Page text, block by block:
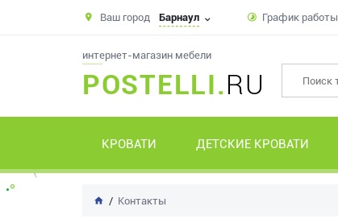
Ваш город Барнаул График работы
интернет-магазин мебели
POSTELLI.RU
КРОВАТИ ДЕТСКИЕ КРОВАТИ
Контакты